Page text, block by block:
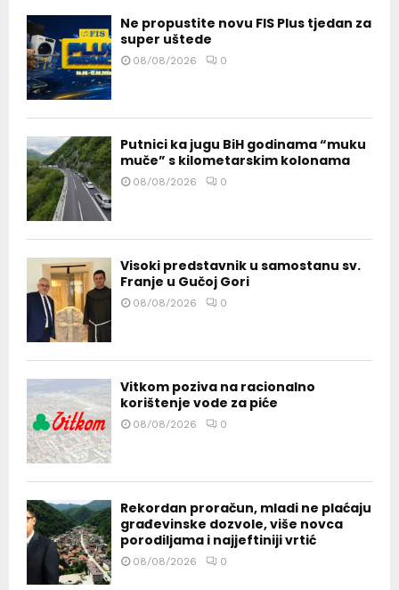
Ne propustite novu FIS Plus tjedan za
super uštede
08/08/2026 0
Putnici ka jugu BiH godinama “muku
muče” s kilometarskim kolonama
08/08/2026 0
Visoki predstavnik u samostanu sv.
Franje u Gučoj Gori
08/08/2026 0
Vitkom poziva na racionalno
korištenje vode za piće
08/08/2026 0
Rekordan proračun, mladi ne plaćaju
građevinske dozvole, više novca
porodiljama i najjeftiniji vrtić
08/08/2026 0